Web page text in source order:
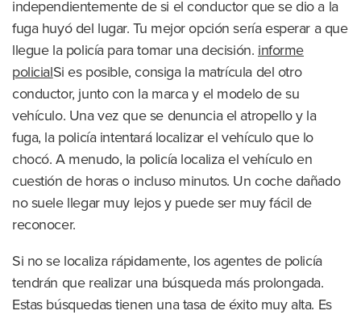
independientemente de si el conductor que se dio a la
fuga huyó del lugar. Tu mejor opción sería esperar a que
llegue la policía para tomar una decisión. informe
policialSi es posible, consiga la matrícula del otro
conductor, junto con la marca y el modelo de su
vehículo. Una vez que se denuncia el atropello y la
fuga, la policía intentará localizar el vehículo que lo
chocó. A menudo, la policía localiza el vehículo en
cuestión de horas o incluso minutos. Un coche dañado
no suele llegar muy lejos y puede ser muy fácil de
reconocer.
Si no se localiza rápidamente, los agentes de policía
tendrán que realizar una búsqueda más prolongada.
Estas búsquedas tienen una tasa de éxito muy alta. Es